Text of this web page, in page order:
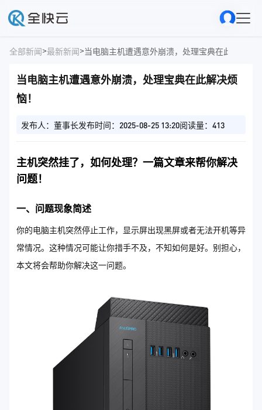
全部新闻>最新新闻>当电脑主机遭遇意外崩溃，处理宝典在此解决烦
当电脑主机遭遇意外崩溃，处理宝典在此解决烦
恼！
发布人：董事长发布时间：2025-08-25 13:20阅读量：413
主机突然挂了，如何处理？一篇文章来帮你解决
问题！
一、问题现象简述
你的电脑主机突然停止工作，显示屏出现黑屏或者无法开机等异
常情况。这种情况可能让你措手不及，不知如何是好。别担心，
本文将会帮助你解决这一问题。